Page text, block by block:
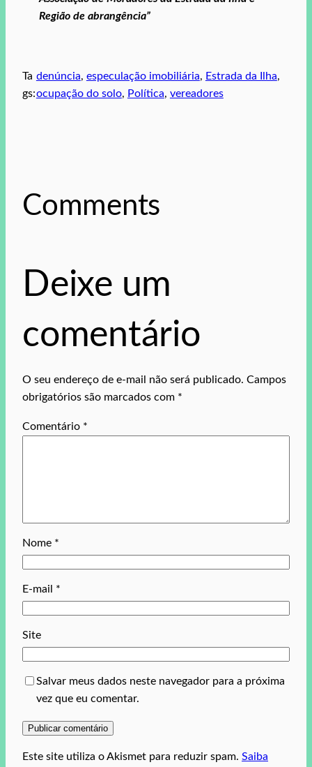
Região de abrangência”
Ta
gs:
denúncia, especulação imobiliária, Estrada da Ilha
ocupação do solo, Política, vereadores
Comments
Deixe um
comentário
O seu endereço de e-mail não será publicado. Campos
obrigatórios são marcados com *
Comentário *
Nome *
E-mail *
Site
Salvar meus dados neste navegador para a próxima
vez que eu comentar.
Este site utiliza o Akismet para reduzir spam. Saiba